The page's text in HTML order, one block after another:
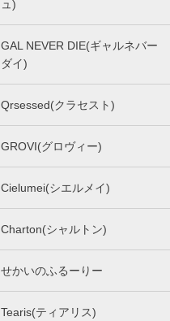
ュ)
GAL NEVER DIE(ギャルネバー
ダイ)
Qrsessed(クラセスト)
GROVI(グロヴィー)
Cielumei(シエルメイ)
Charton(シャルトン)
せかいのふるーりー
Tearis(ティアリス)